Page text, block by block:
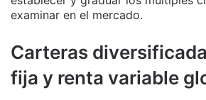
examinar en el mercado.
Carteras
fija y renta variable